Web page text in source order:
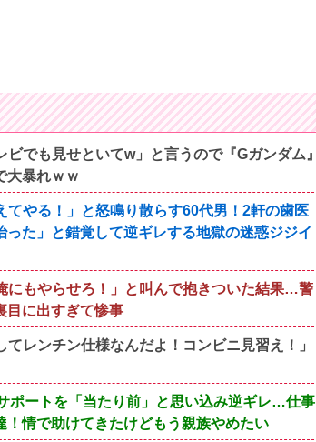
でも見せといてw」と言うので『Gガンダム』
暴れｗｗ
やる！」と怒鳴り散らす60代男！2軒の歯医
た」と錯覚して逆ギレする地獄の迷惑ジジイ
にもやらせろ！」と叫んで抱きついた結果…警
目に出すぎて惨事
レンチン仕様なんだよ！コンビニ見習え！」
ポートを「当たり前」と思い込み逆ギレ…仕事
情で助けてきたけどもう親族やめたい